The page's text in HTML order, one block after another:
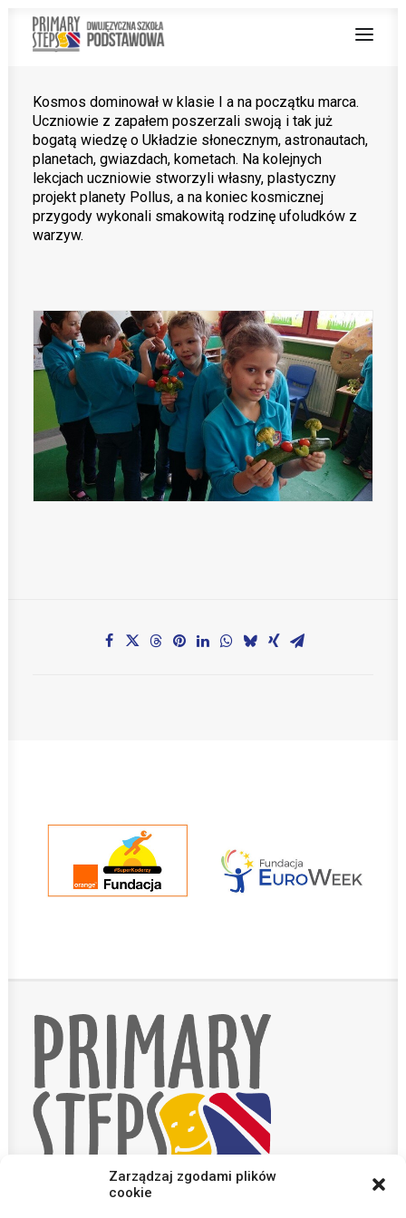
Zarządzaj zgodami plików
cookie
O NAS
NAUCZANIE DWUJĘZYCZNE
OFERTA
STREFA RODZICA
PROJEKT UNIJNY
Teachers zone
MobiDziennik
KONTAKT
Kosmos dominował w klasie I a na początku marca.
Uczniowie z zapałem poszerzali swoją i tak już
bogatą wiedzę o Układzie słonecznym, astronautach,
planetach, gwiazdach, kometach. Na kolejnych
lekcjach uczniowie stworzyli własny, plastyczny
projekt planety Pollus, a na koniec kosmicznej
przygody wykonali smakowitą rodzinę ufoludków z
warzyw.